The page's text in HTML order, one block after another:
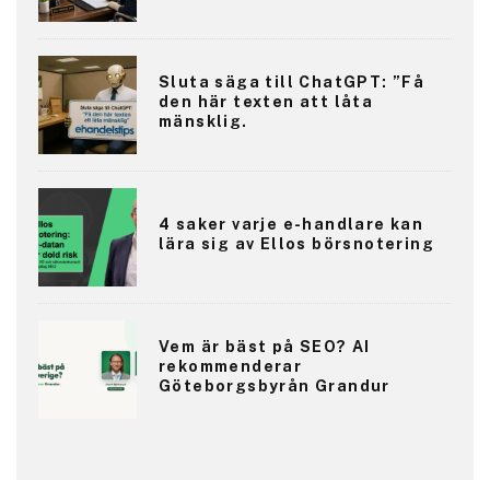
Sluta säga till ChatGPT: ”Få
den här texten att låta
mänsklig.
4 saker varje e-handlare kan
lära sig av Ellos börsnotering
Vem är bäst på SEO? AI
rekommenderar
Göteborgsbyrån Grandur